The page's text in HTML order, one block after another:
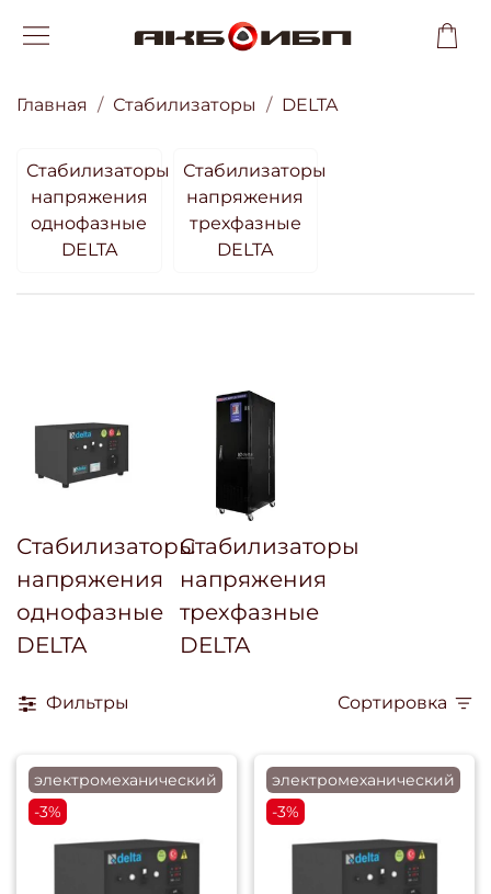
Главная Стабилизаторы DELTA
Стабилизаторы
напряжения
однофазные
DELTA
Стабилизаторы
напряжения
трехфазные
DELTA
Стабилизаторы
напряжения
однофазные
DELTA
Стабилизаторы
напряжения
трехфазные
DELTA
Фильтры Сортировка
электромеханический
-3%
электромеханический
-3%